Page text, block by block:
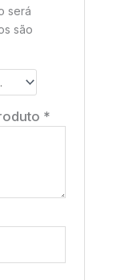
será
são
*